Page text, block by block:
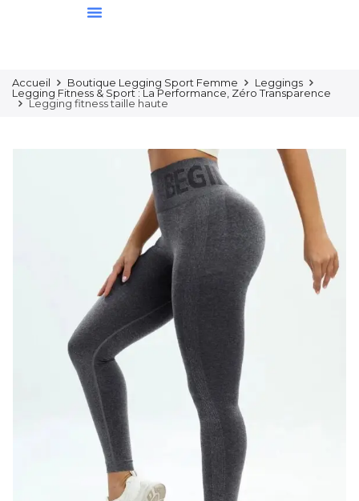
Accueil Boutique Legging Sport Femme
Leggings
Legging Fitness & Sport : La Performance, Zéro Transparence
Legging fitness taille haute